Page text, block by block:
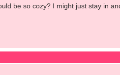
be so cozy? I might just stay in